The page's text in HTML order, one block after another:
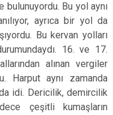
Bu yol aynı
ayrıca bir yol da
Bu kervan yolları
16. ve 17.
alınan vergiler
Harput aynı zamanda
idi. Dericilik, demircilik
çeşitli kumaşların